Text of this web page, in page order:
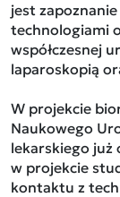
jest
technologiami
współczesnej
laparoskopią
W projekcie
Naukowego
lekarskiego już
w projekcie
kontaktu z